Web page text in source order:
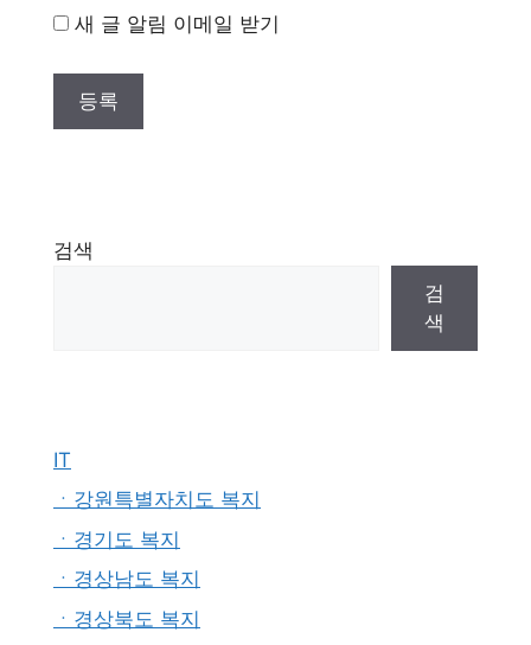
새 글 알림 이메일 받기
검색
검
색
IT
ㆍ강원특별자치도 복지
ㆍ경기도 복지
ㆍ경상남도 복지
ㆍ경상북도 복지